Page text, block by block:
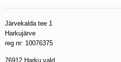
Järvekalda tee 1
Harkujärve
reg nr: 10076375
76912 Harku vald